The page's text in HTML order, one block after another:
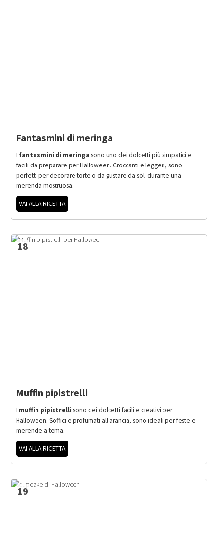
Fantasmini di meringa
I fantasmini di meringa sono uno dei dolcetti più simpatici e
facili da preparare per Halloween. Croccanti e leggeri, sono
perfetti per decorare torte o da gustare da soli durante una
merenda mostruosa.
VAI ALLA RICETTA
18
Muffin pipistrelli
I muffin pipistrelli sono dei dolcetti facili e creativi per
Halloween. Soffici e profumati all’arancia, sono ideali per feste e
merende a tema.
VAI ALLA RICETTA
19